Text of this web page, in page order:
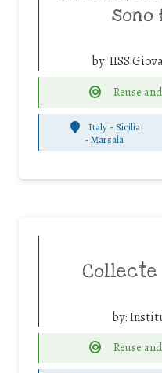
sono
by:IISS
Reuse
Italy - Sicilia
- Marsala
Collecte
by:
Reuse